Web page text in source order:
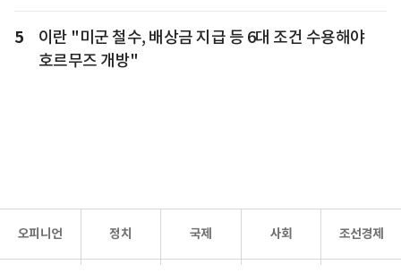
5
이란 "미군 철수, 배상금 지급 등 6대 조건 수용해야
호르무즈 개방"
오피니언 정치 국제 사회 조선경제